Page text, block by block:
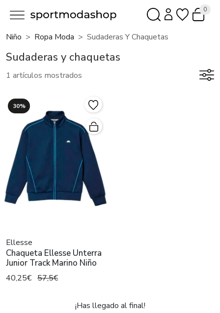
0
Niño Ropa Moda Sudaderas Y Chaquetas
Sudaderas y chaquetas
1 artículos mostrados
30%
Ellesse
Chaqueta Ellesse Unterra
Junior Track Marino Niño
40,25€ 57,5€
¡Has llegado al final!